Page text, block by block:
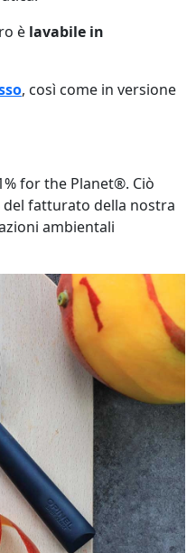
è lavabile in
, così come in versione
for the Planet®. Ciò
del fatturato della nostra
ambientali